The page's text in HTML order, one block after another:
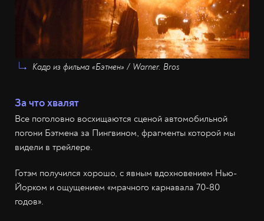
Кадр из фильма «Бэтмен» / Warner. Bros
За что хвалят
Все поголовно восхищаются сценой автомобильной
погони Бэтмена за Пингвином, фрагменты которой мы
видели в трейлере.
Готэм получился хорошо, с явным вдохновением Нью-
Йорком и ощущением «мрачного карнавала 70-80
годов».